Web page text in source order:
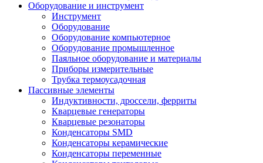
Оборудование и инструмент
Инструмент
Оборудование
Оборудование компьютерное
Оборудование промышленное
Паяльное оборудование и материалы
Приборы измерительные
Трубка термоусадочная
Пассивные элементы
Индуктивности, дроссели, ферриты
Кварцевые генераторы
Кварцевые резонаторы
Конденсаторы SMD
Конденсаторы керамические
Конденсаторы переменные